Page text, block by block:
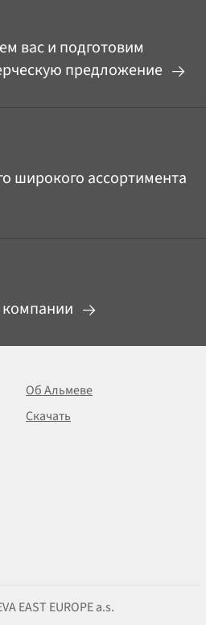
вас и подготовим
предложение
широкого ассортимента
Об Альмеве
Скачать
EAST EUROPE a.s.